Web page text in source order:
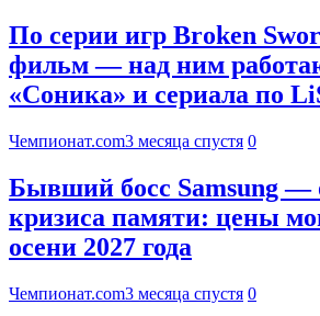
По серии игр Broken
фильм — над ним
«Соника» и сериала по
Чемпионат.com3 месяца спустя 0
Бывший босс Samsung —
кризиса памяти: цены
осени 2027 года
Чемпионат.com3 месяца спустя 0